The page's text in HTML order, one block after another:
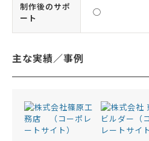
制作後のサポ
ート
◯
主な実績／事例